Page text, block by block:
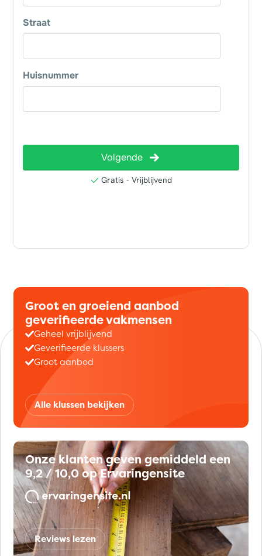
Groot en groeiend aanbod
geverifieerde vakmensen
Geheel vrijblijvend
Geverifieerde klussers
Groot aanbod
Alle klussen bekijken
Onze klanten geven gemiddeld een
9,2 / 10,0 op Ervaringensite
Reviews lezen